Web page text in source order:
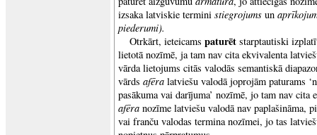
izsaka latviskie termini stiegrojums un
piederumi).
Otrkārt, ieteicams paturēt starptautiski
lietotā nozīmē, ja tam nav cita ekvivalenta
vārda lietojums citās valodās semantiskā
vārds afēra latviešu valodā joprojām paturams
pasākuma vai darījuma’ nozīmē, jo tam nav cita
afēra nozīme latviešu valodā nav paplašināma,
vai franču valodas termina nozīmei, jo tas